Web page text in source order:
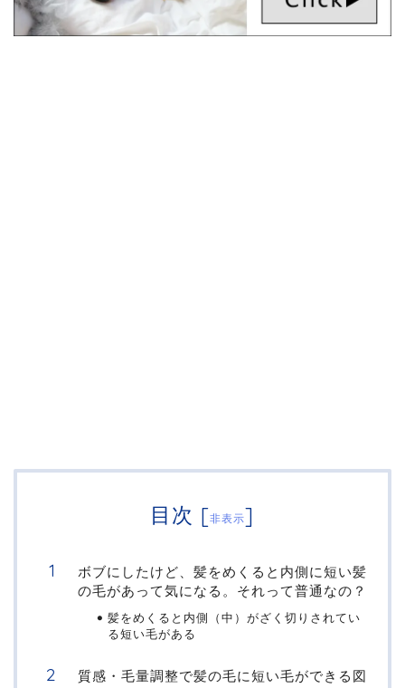
目次 [非表示]
ボブにしたけど、髪をめくると内側に短い髪
の毛があって気になる。それって普通なの？
髪をめくると内側（中）がざく切りされてい
る短い毛がある
質感・毛量調整で髪の毛に短い毛ができる図